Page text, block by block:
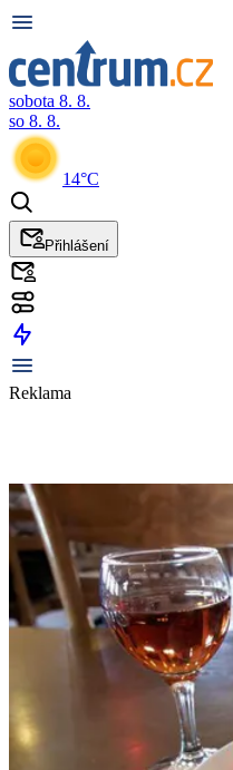
sobota 8. 8.
so 8. 8.
14°C
Přihlášení
Reklama